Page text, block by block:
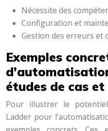
Nécessite des
Configuration et
Gestion des erreurs et
Exemples
études de cas
Pour illustrer le
Ladder pour